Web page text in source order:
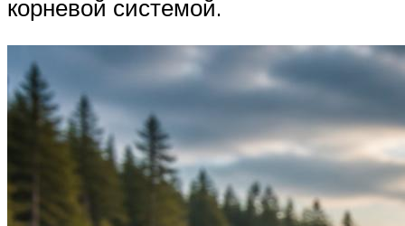
корневой системой.